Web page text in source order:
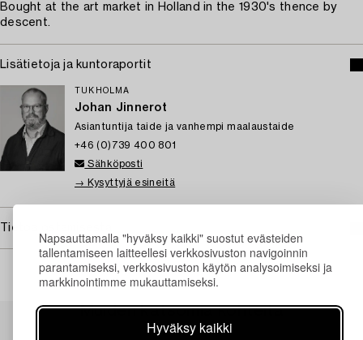
Napsauttamalla "hyväksy kaikki" suostut evästeiden
tallentamiseen laitteellesi verkkosivuston navigoinnin
parantamiseksi, verkkosivuston käytön analysoimiseksi ja
markkinointimme mukauttamiseksi.
Hyväksy kaikki
Bought at the art market in Holland in the 1930's thence by
descent.
Lisätietoja ja kuntoraportit
TUKHOLMA
Johan Jinnerot
Asiantuntija taide ja vanhempi maalaustaide
+46 (0)739 400 801
Sähköposti
→ Kysyttyjä esineitä
Tietoa ostamisesta
Muiden katsomia kohteita